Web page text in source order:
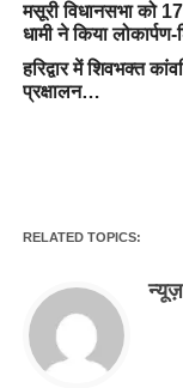
मसूरी विधानसभा को
धामी ने किया लोकार्पण-
हरिद्वार में शिवभक्त
प्रक्षालन…
RELATED TOPICS: